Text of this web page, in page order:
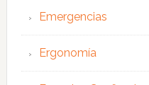
Emergencias
Ergonomía